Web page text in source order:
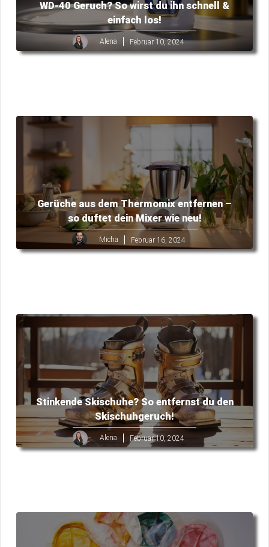
WD-40 Geruch? So wirst du ihn schnell &
einfach los!
Alena Februar 10, 2024
Gerüche aus dem Thermomix entfernen –
so duftet dein Mixer wie neu!
Micha Februar 16, 2024
Stinkende Skischuhe? So entfernst du den
Skischuhgeruch!
Alena Februar 10, 2024